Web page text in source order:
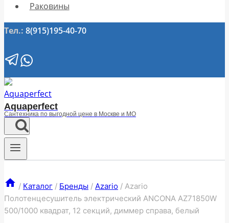
Раковины
Тел.: 8(915)195-40-70
Aquaperfect
Сантехника по выгодной цене в Москве и МО
/ Каталог / Бренды / Azario / Azario
Полотенцесушитель электрический ANCONA AZ71850W
500/1000 квадрат, 12 секций, диммер справа, белый